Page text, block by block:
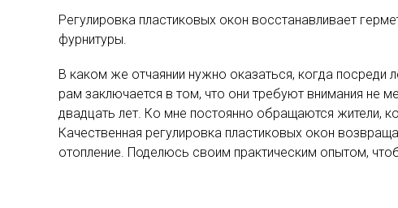
Регулировка пластиковых окон восстанавливает
фурнитуры.
В каком же отчаянии нужно оказаться, когда посреди
рам заключается в том, что они требуют внимания не
двадцать лет. Ко мне постоянно обращаются жители,
Качественная регулировка пластиковых окон
отопление. Поделюсь своим практическим опытом,